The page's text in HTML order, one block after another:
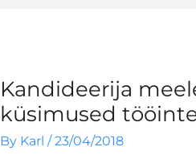
Kandideerija
küsimused
By Karl /23/04/2018